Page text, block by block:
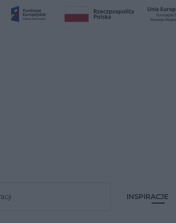
INSPIRACJE